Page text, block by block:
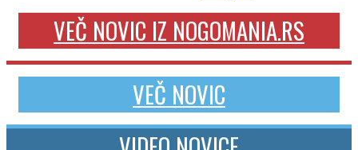
VEČ NOVIC IZ NOGOMANIA.RS
VEČ NOVIC